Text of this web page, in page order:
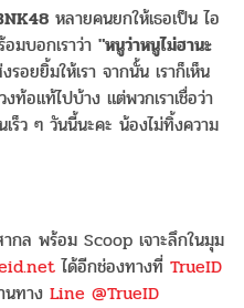
หลายคนยกให้เธอเป็น ไอ
มบอกเราว่า "หนูว่าหนูไม่ฮานะ
อยยิ้มให้เรา จากนั้น เราก็เห็น
ท้อแท้ไปบ้าง แต่พวกเราเชื่อว่า
ร็ว ๆ วันนี้นะคะ น้องไม่ทิ้งความ
ากล พร้อม Scoop เจาะลึกในมุม
ได้อีกช่องทางที่ TrueID
นทาง Line @TrueID